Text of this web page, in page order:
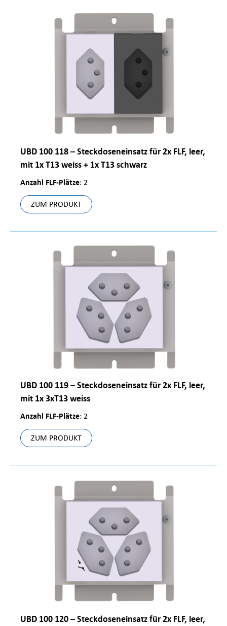
UBD 100 118 – Steckdoseneinsatz für 2x FLF, leer,
mit 1x T13 weiss + 1x T13 schwarz
Anzahl FLF-Plätze: 2
ZUM PRODUKT
UBD 100 119 – Steckdoseneinsatz für 2x FLF, leer,
mit 1x 3xT13 weiss
Anzahl FLF-Plätze: 2
ZUM PRODUKT
UBD 100 120 – Steckdoseneinsatz für 2x FLF, leer,